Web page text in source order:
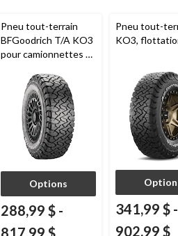
Pneu tout-terrain
BFGoodrich T/A KO3
pour camionnettes et
Options
288,99 $ -
Pneu tout-
KO3,
341,99 $ -
902,99 $